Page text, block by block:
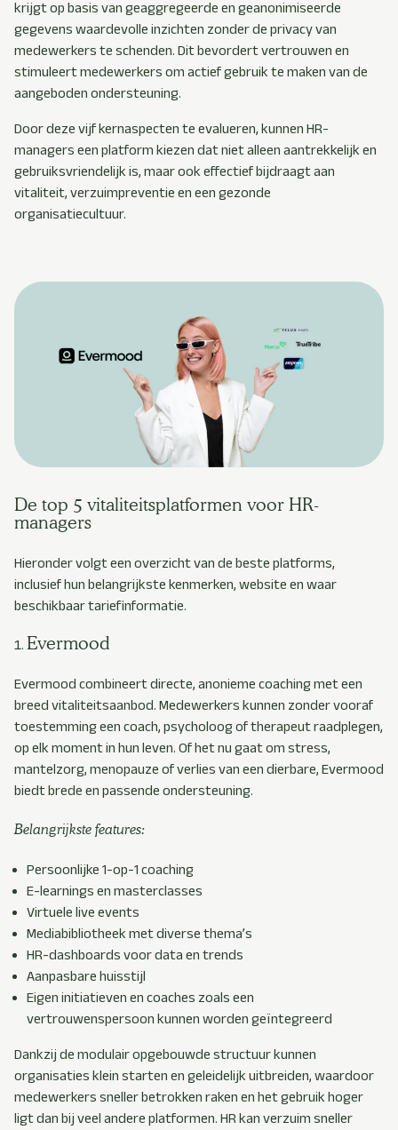
krijgt op basis van geaggregeerde en geanonimiseerde
gegevens waardevolle inzichten zonder de privacy van
medewerkers te schenden. Dit bevordert vertrouwen en
stimuleert medewerkers om actief gebruik te maken van de
aangeboden ondersteuning.
Door deze vijf kernaspecten te evalueren, kunnen HR-
managers een platform kiezen dat niet alleen aantrekkelijk en
gebruiksvriendelijk is, maar ook effectief bijdraagt aan
vitaliteit, verzuimpreventie en een gezonde
organisatiecultuur.
De top 5 vitaliteitsplatformen voor HR-
managers
Hieronder volgt een overzicht van de beste platforms,
inclusief hun belangrijkste kenmerken, website en waar
beschikbaar tariefinformatie.
Evermood
Evermood combineert directe, anonieme coaching met een
breed vitaliteitsaanbod. Medewerkers kunnen zonder vooraf
toestemming een coach, psycholoog of therapeut raadplegen,
op elk moment in hun leven. Of het nu gaat om stress,
mantelzorg, menopauze of verlies van een dierbare, Evermood
biedt brede en passende ondersteuning.
Belangrijkste features:
Persoonlijke 1-op-1 coaching
E-learnings en masterclasses
Virtuele live events
Mediabibliotheek met diverse thema’s
HR-dashboards voor data en trends
Aanpasbare huisstijl
Eigen initiatieven en coaches zoals een
vertrouwenspersoon kunnen worden geïntegreerd
Dankzij de modulair opgebouwde structuur kunnen
organisaties klein starten en geleidelijk uitbreiden, waardoor
medewerkers sneller betrokken raken en het gebruik hoger
ligt dan bij veel andere platformen. HR kan verzuim sneller